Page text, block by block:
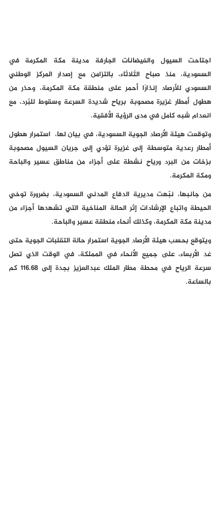
اجتاحت السيول والفيضانات الجارفة مدينة مكة المكرمة في
السعودية، منذ صباح الثلاثاء، بالتزامن مع إصدار المركز الوطني
السعودي للأرصاد إنذارًا أحمر على منطقة مكة المكرمة، وحذر من
هطول أمطار غزيرة مصحوبة برياح شديدة السرعة وسقوط للبّرد، مع
انعدام شبه كامل في مدى الرؤية الأفقية.
وتوقعت هيئة الأرصاد الجوية السعودية، في بيان لها، استمرار هطول
أمطار رعدية متوسطة إلى غزيرة تؤدي إلى جريان السيول مصحوبة
بزخات من البرد ورياح نشطة على أجزاء من مناطق عسير والباحة
ومكة المكرمة.
من جانبها، نبّهت مديرية الدفاع المدني السعودية، بضرورة توخي
الحيطة واتباع الإرشادات إثر الحالة المناخية التي تشهدها أجزاء من
مدينة مكة المكرمة، وكذلك أنحاء منطقة عسير والباحة.
ويتوقع بحسب هيئة الأرصاد الجوية استمرار حالة التقلبات الجوية حتى
غد الأربعاء، على جميع الأنحاء في المملكة، في الوقت الذي تصل
سرعة الرياح في محطة مطار الملك عبدالعزيز بجدة إلى 116.68 كم
بالساعة.